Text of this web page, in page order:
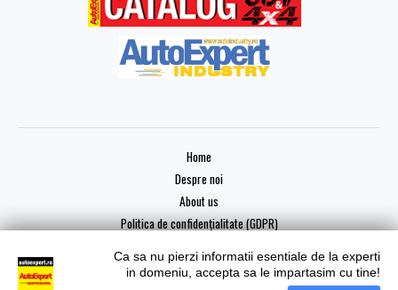
Home
Despre noi
About us
Politica de confidențialitate (GDPR)
Ca sa nu pierzi informatii esentiale de la experti
in domeniu, accepta sa le impartasim cu tine!